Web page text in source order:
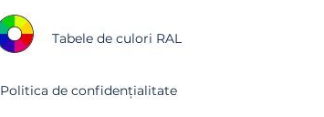
Tabele de culori RAL
Politica de confidențialitate